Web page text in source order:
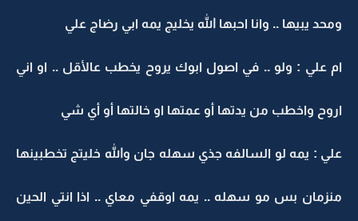
ومحد يبيها .. وانا احبها الله يخليج يمه ابي رضاج علي
ام علي : ولو .. في اصول ابوك يروح يخطب عالأقل .. او اني
اروح واخطب من يدتها أو عمتها او خالتها أو أي شي
علي : يمه لو السالفه جذي سهله جان والله خليتج تخطبينها
منزمان بس مو سهله .. يمه اوقفي معاي .. اذا انتي الحين